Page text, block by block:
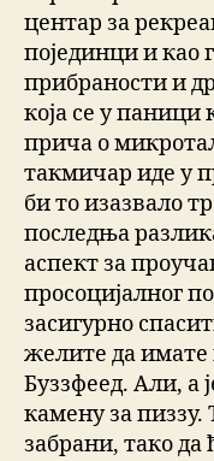
центар за
појединци и као
прибраности и
која се у паници
прича о
такмичар иде у
би то изазвало
последња
аспект за
просоцијалног
засигурно
желите да имате
Буззфеед. Али, а
камену за
забрани, тако